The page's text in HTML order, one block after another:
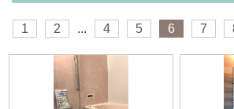
1 2 ... 4 5 6 7